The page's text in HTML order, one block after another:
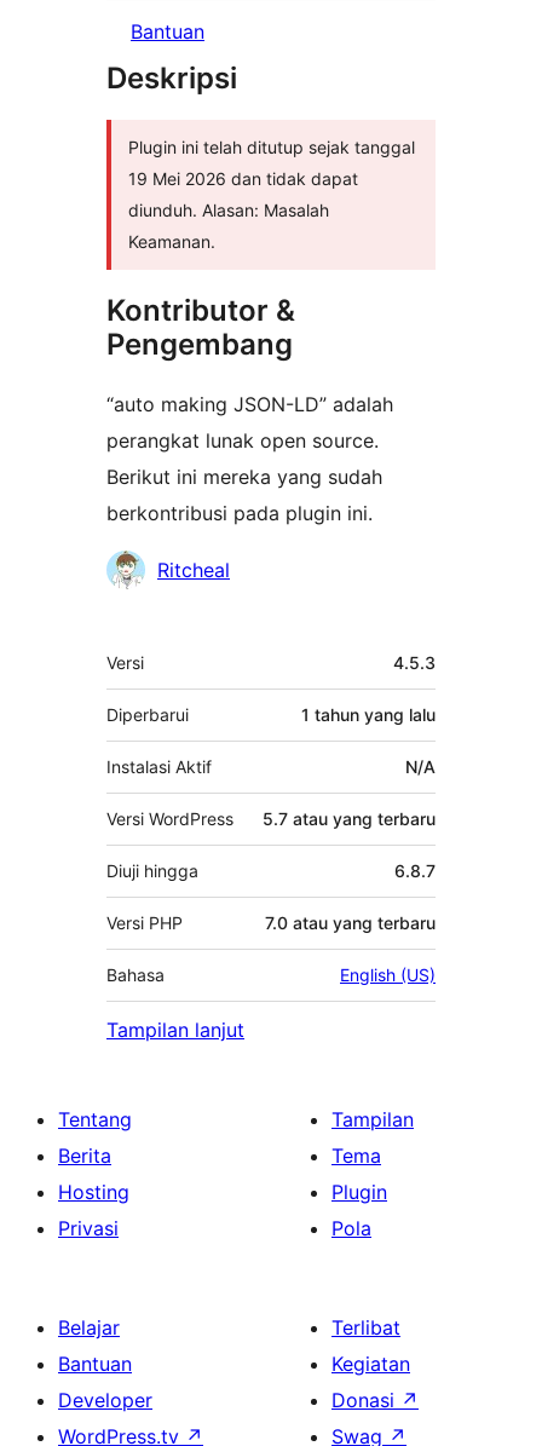
Bantuan
Deskripsi
Plugin ini telah ditutup sejak tanggal
19 Mei 2026 dan tidak dapat
diunduh. Alasan: Masalah
Keamanan.
Kontributor &
Pengembang
“auto making JSON-LD” adalah
perangkat lunak open source.
Berikut ini mereka yang sudah
berkontribusi pada plugin ini.
Kontributor
Ritcheal
Meta
Versi 4.5.3
Diperbarui 1 tahun yang lalu
Instalasi Aktif N/A
Versi WordPress 5.7 atau yang terbaru
Diuji hingga 6.8.7
Versi PHP 7.0 atau yang terbaru
Bahasa English (US)
Tampilan lanjut
Tentang
Berita
Hosting
Privasi
Tampilan
Tema
Plugin
Pola
Belajar
Bantuan
Developer
WordPress.tv ↗
Terlibat
Kegiatan
Donasi ↗
Swag ↗